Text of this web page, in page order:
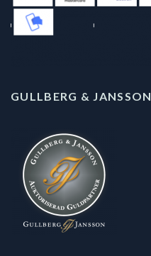
GULLBERG &